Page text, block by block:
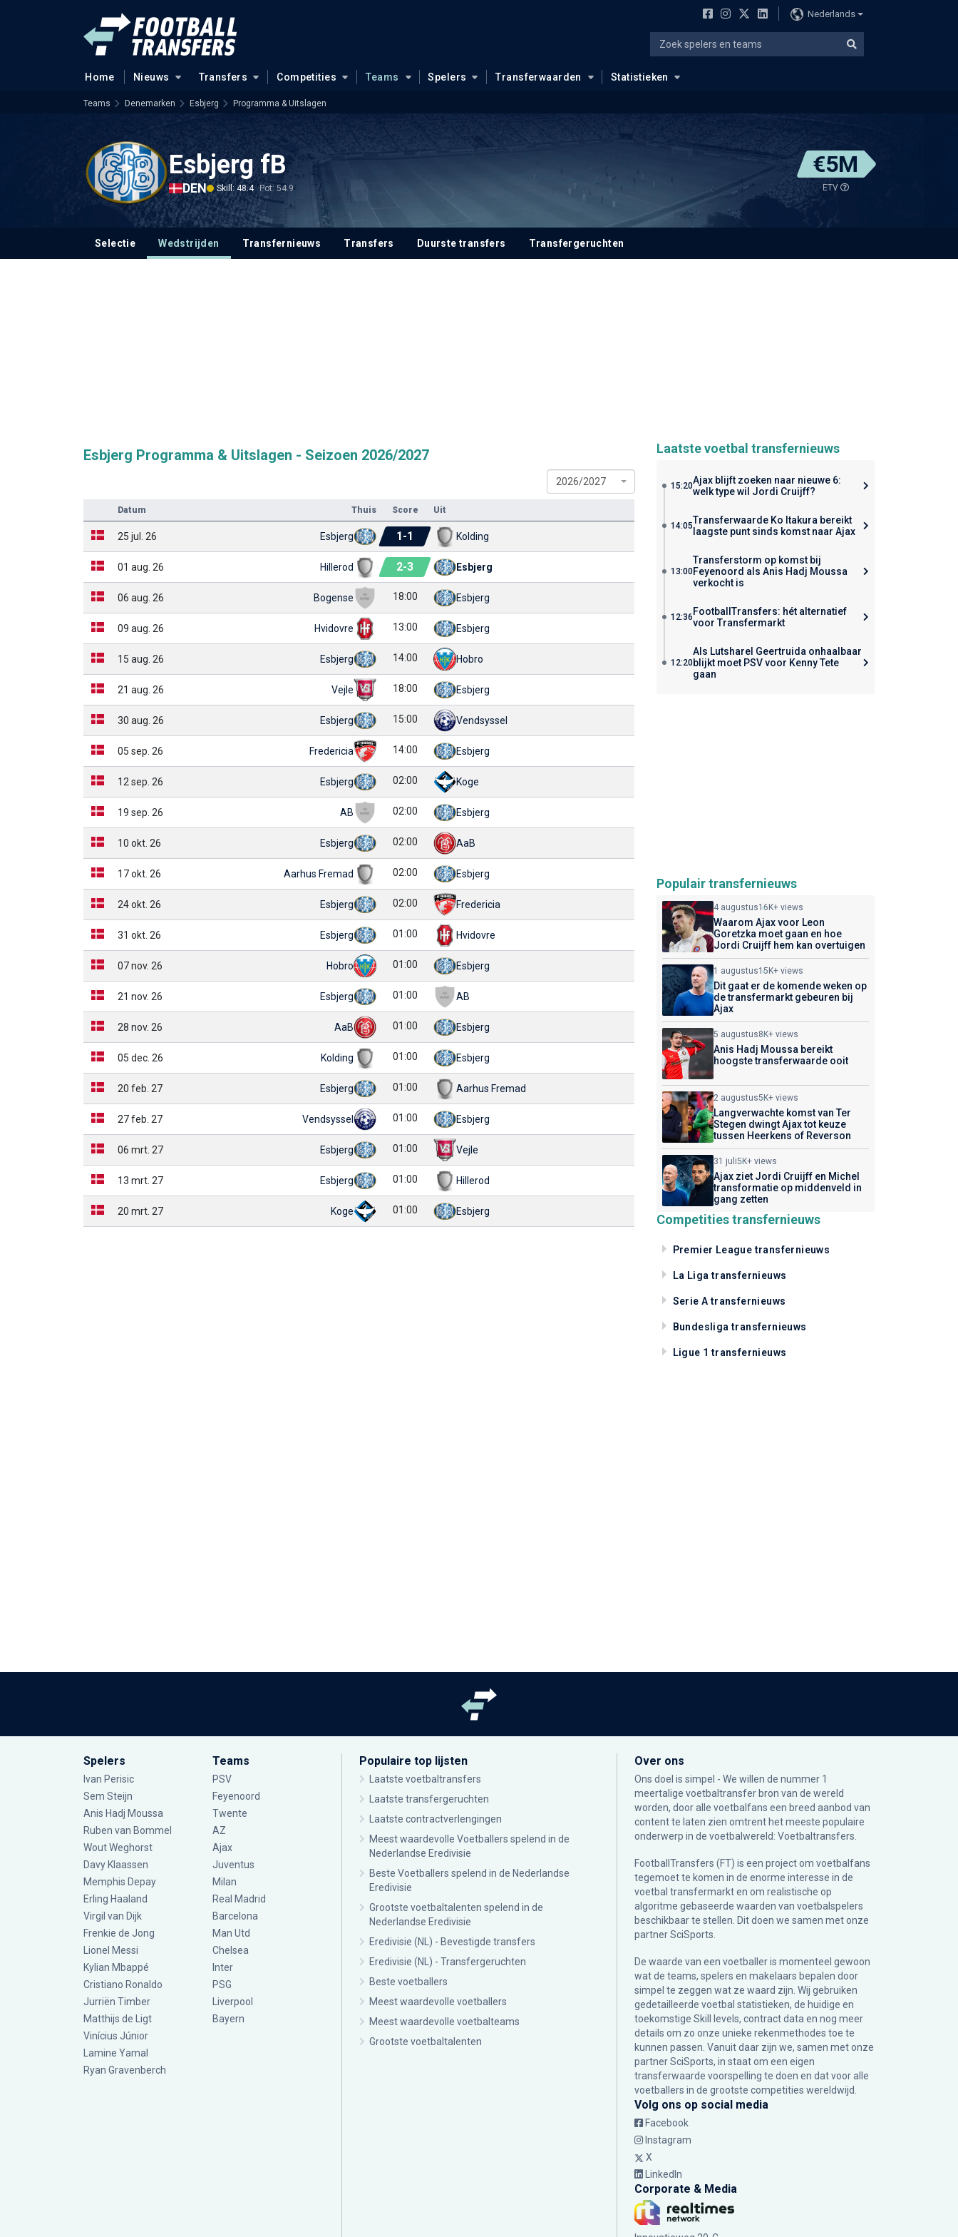
Nederlands
Home Nieuws Transfers Competities Teams Spelers Transferwaarden Statistieken
Teams Denemarken Esbjerg Programma & Uitslagen
Esbjerg fB
DEN Skill: 48.4 Pot: 54.9
€5M
ETV
Selectie Wedstrijden Transfernieuws Transfers Duurste transfers Transfergeruchten
Esbjerg Programma & Uitslagen - Seizoen 2026/2027
2026/2027
Datum Thuis Score Uit
25 jul. 26 Esbjerg 1-1 Kolding
01 aug. 26 Hillerod 2-3 Esbjerg
06 aug. 26 Bogense 18:00 Esbjerg
09 aug. 26 Hvidovre 13:00 Esbjerg
15 aug. 26 Esbjerg 14:00 Hobro
21 aug. 26 Vejle 18:00 Esbjerg
30 aug. 26 Esbjerg 15:00 Vendsyssel
05 sep. 26 Fredericia 14:00 Esbjerg
12 sep. 26 Esbjerg 02:00 Koge
19 sep. 26 AB 02:00 Esbjerg
10 okt. 26 Esbjerg 02:00 AaB
17 okt. 26 Aarhus Fremad 02:00 Esbjerg
24 okt. 26 Esbjerg 02:00 Fredericia
31 okt. 26 Esbjerg 01:00 Hvidovre
07 nov. 26 Hobro 01:00 Esbjerg
21 nov. 26 Esbjerg 01:00 AB
28 nov. 26 AaB 01:00 Esbjerg
05 dec. 26 Kolding 01:00 Esbjerg
20 feb. 27 Esbjerg 01:00 Aarhus Fremad
27 feb. 27 Vendsyssel 01:00 Esbjerg
06 mrt. 27 Esbjerg 01:00 Vejle
13 mrt. 27 Esbjerg 01:00 Hillerod
20 mrt. 27 Koge 01:00 Esbjerg
Laatste voetbal transfernieuws
15:20Ajax blijft zoeken naar nieuwe 6:
welk type wil Jordi Cruijff?
14:05Transferwaarde Ko Itakura bereikt
laagste punt sinds komst naar Ajax
13:00
Transferstorm op komst bij
Feyenoord als Anis Hadj Moussa
verkocht is
12:36 FootballTransfers: hét alternatief
voor Transfermarkt
12:20
Als Lutsharel Geertruida onhaalbaar
blijkt moet PSV voor Kenny Tete
gaan
Populair transfernieuws
4 augustus16K+ views
Waarom Ajax voor Leon
Goretzka moet gaan en hoe
Jordi Cruijff hem kan overtuigen
1 augustus15K+ views
Dit gaat er de komende weken op
de transfermarkt gebeuren bij
Ajax
5 augustus8K+ views
Anis Hadj Moussa bereikt
hoogste transferwaarde ooit
2 augustus5K+ views
Langverwachte komst van Ter
Stegen dwingt Ajax tot keuze
tussen Heerkens of Reverson
31 juli5K+ views
Ajax ziet Jordi Cruijff en Michel
transformatie op middenveld in
gang zetten
Competities transfernieuws
Premier League transfernieuws
La Liga transfernieuws
Serie A transfernieuws
Bundesliga transfernieuws
Ligue 1 transfernieuws
Spelers
Ivan Perisic
Sem Steijn
Anis Hadj Moussa
Ruben van Bommel
Wout Weghorst
Davy Klaassen
Memphis Depay
Erling Haaland
Virgil van Dijk
Frenkie de Jong
Lionel Messi
Kylian Mbappé
Cristiano Ronaldo
Jurriën Timber
Matthijs de Ligt
Vinícius Júnior
Lamine Yamal
Ryan Gravenberch
Teams
PSV
Feyenoord
Twente
AZ
Ajax
Juventus
Milan
Real Madrid
Barcelona
Man Utd
Chelsea
Inter
PSG
Liverpool
Bayern
Populaire top lijsten
Laatste voetbaltransfers
Laatste transfergeruchten
Laatste contractverlengingen
Meest waardevolle Voetballers spelend in de
Nederlandse Eredivisie
Beste Voetballers spelend in de Nederlandse
Eredivisie
Grootste voetbaltalenten spelend in de
Nederlandse Eredivisie
Eredivisie (NL) - Bevestigde transfers
Eredivisie (NL) - Transfergeruchten
Beste voetballers
Meest waardevolle voetballers
Meest waardevolle voetbalteams
Grootste voetbaltalenten
Over ons
Ons doel is simpel - We willen de nummer 1
meertalige voetbaltransfer bron van de wereld
worden, door alle voetbalfans een breed aanbod van
content te laten zien omtrent het meeste populaire
onderwerp in de voetbalwereld: Voetbaltransfers.
FootballTransfers (FT) is een project om voetbalfans
tegemoet te komen in de enorme interesse in de
voetbal transfermarkt en om realistische op
algoritme gebaseerde waarden van voetbalspelers
beschikbaar te stellen. Dit doen we samen met onze
partnerSciSports
De waarde van een voetballer is momenteel gewoon
wat de teams, spelers en makelaars bepalen door
simpel te zeggen wat ze waard zijn. Wij gebruiken
gedetailleerde voetbal statistieken, de huidige en
toekomstige Skill levels, contract data en nog meer
details om zo onze unieke rekenmethodes toe te
kunnen passen. Vanuit daar zijn we, samen met onze
partner SciSports, in staat om een eigen
transferwaarde voorspelling te doen en dat voor alle
voetballers in de grootste competities wereldwijd.
Volg ons op social media
Facebook
Instagram
X
LinkedIn
Corporate & Media